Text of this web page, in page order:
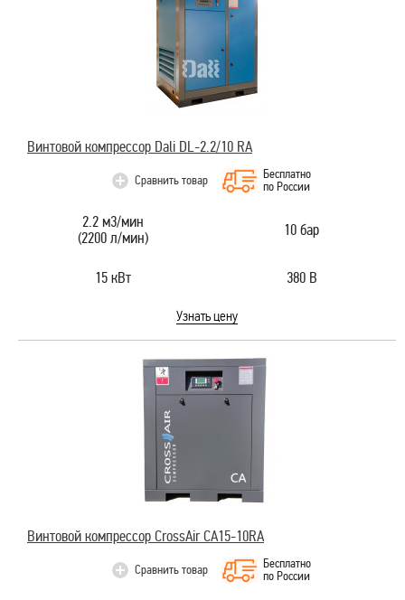
Винтовой компрессор Dali DL-2.2/10 RA
Сравнить товар
Бесплатно
по России
2.2 м3/мин
(2200 л/мин)
10 бар
15 кВт 380 В
Узнать цену
Винтовой компрессор CrossAir CA15-10RA
Сравнить товар
Бесплатно
по России